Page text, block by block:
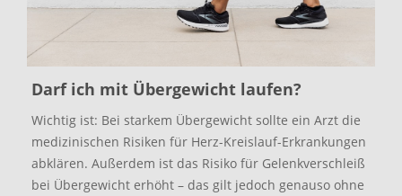
Darf ich mit Übergewicht laufen?
Wichtig ist: Bei starkem Übergewicht sollte ein Arzt die
medizinischen Risiken für Herz-Kreislauf-Erkrankungen
abklären. Außerdem ist das Risiko für Gelenkverschleiß
bei Übergewicht erhöht – das gilt jedoch genauso ohne